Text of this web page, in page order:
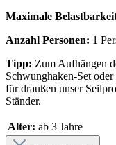
Maximale
Anzahl Personen: 1
Tipp: Zum Aufhängen
Schwunghaken-Set
für draußen unser
Ständer.
Alter: ab 3 Jahre